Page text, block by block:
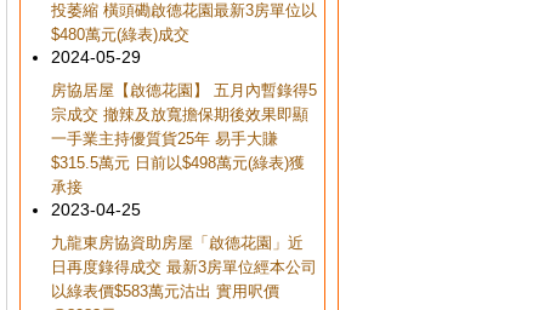
投萎縮 橫頭磡啟德花園最新3房單位以
$480萬元(綠表)成交
2024-05-29
房協居屋【啟德花園】 五月內暫錄得5
宗成交 撤辣及放寬擔保期後效果即顯
一手業主持優質貨25年 易手大賺
$315.5萬元 日前以$498萬元(綠表)獲
承接
2023-04-25
九龍東房協資助房屋「啟德花園」近
日再度錄得成交 最新3房單位經本公司
以綠表價$583萬元沽出 實用呎價